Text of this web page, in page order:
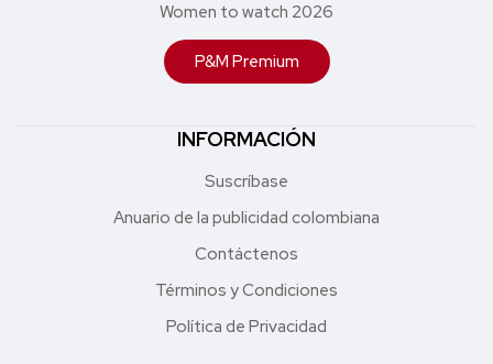
Women to watch 2026
P&M Premium
INFORMACIÓN
Suscríbase
Anuario de la publicidad colombiana
Contáctenos
Términos y Condiciones
Política de Privacidad